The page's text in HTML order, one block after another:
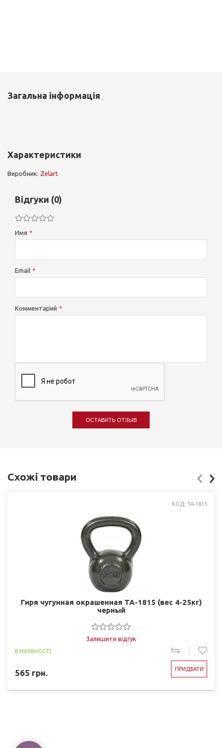
Загальна інформація
Характеристики
Виробник: Zelart
Відгуки (0)
Имя
Email
Комментарий
ОСТАВИТЬ ОТЗЫВ
Схожі товари
КОД: TA-1815
Гиря чугунная окрашенная TA-1815 (вес 4-25кг)
черный
Залишити відгук
В НАЯВНОСТІ
565 грн. ПРИДБАТИ